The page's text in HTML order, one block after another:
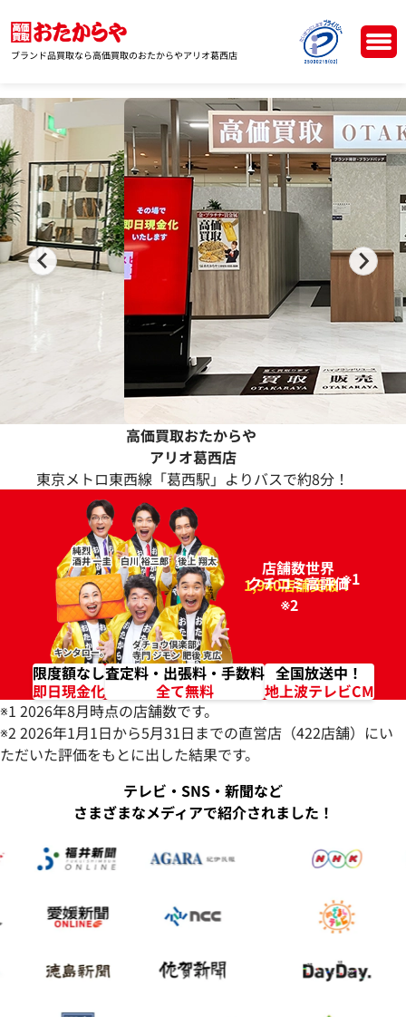
ブランド品買取なら高価買取のおたからやアリオ葛西店
高価買取おたからや
アリオ葛西店
東京メトロ東西線「葛西駅」よりバスで約8分！
店舗数世界
1,940店舗突破！
※1
クチコミ高評価
96.2%
※2
限度額なし
即日現金化
査定料・出張料・手数料
全て無料
全国放送中！
地上波テレビCM
※1 2026年8月時点の店舗数です。
※2 2026年1月1日から5月31日までの直営店（422店舗）にい
ただいた評価をもとに出した結果です。
テレビ・SNS・新聞など
さまざまなメディアで紹介されました！